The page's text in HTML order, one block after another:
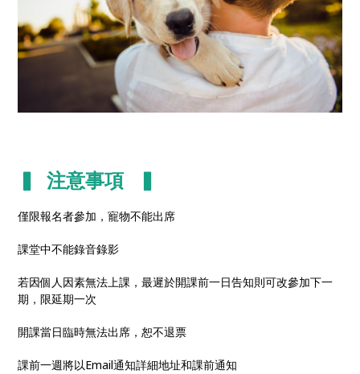
▍ 注意事項 ▍
僅限報名者參加，寵物不能出席
課堂中不能錄音錄影
若因個人因素無法上課，最遲於開課前一日告知則可改參加下一
期，限延期一次
開課當日臨時無法出席，恕不退票
課前一週將以Email通知詳細地址和課前通知